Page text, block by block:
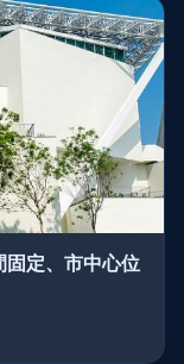
固定、市中心位